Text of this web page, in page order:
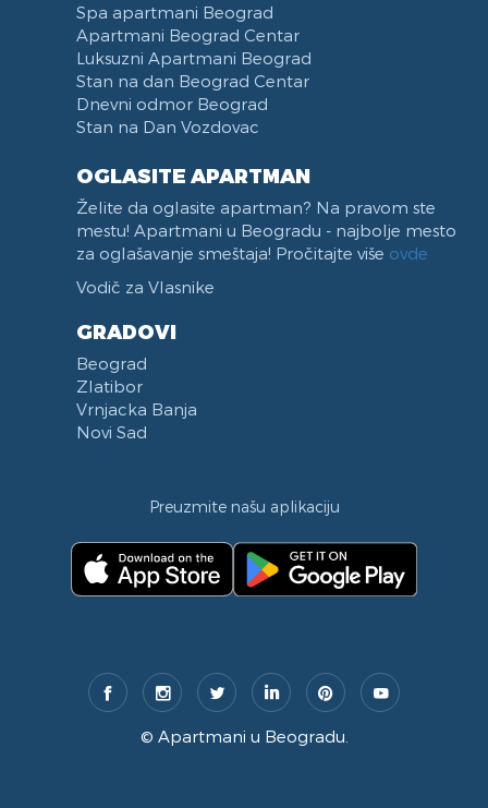
Spa apartmani Beograd
Apartmani Beograd Centar
Luksuzni Apartmani Beograd
Stan na dan Beograd Centar
Dnevni odmor Beograd
Stan na Dan Vozdovac
OGLASITE APARTMAN
Želite da oglasite apartman? Na pravom ste
mestu! Apartmani u Beogradu - najbolje mesto
za oglašavanje smeštaja! Pročitajte više ovde
Vodič za Vlasnike
GRADOVI
Beograd
Zlatibor
Vrnjacka Banja
Novi Sad
Preuzmite našu aplikaciju
© Apartmani u Beogradu